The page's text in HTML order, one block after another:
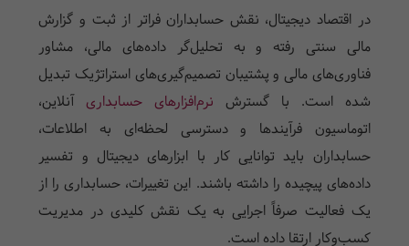
در اقتصاد دیجیتال، نقش حسابداران فراتر از ثبت و گزارش
مالی سنتی رفته و به تحلیل‌گر داده‌های مالی، مشاور
فناوری‌های مالی و پشتیبان تصمیم‌گیری‌های استراتژیک تبدیل
شده است. با گسترش نرم‌افزارهای حسابداریآنلاین،
اتوماسیون فرآیندها و دسترسی لحظه‌ای به اطلاعات،
حسابداران باید توانایی کار با ابزارهای دیجیتال و تفسیر
داده‌های پیچیده را داشته باشند. این تغییرات، حسابداری را از
یک فعالیت صرفاً اجرایی به یک نقش کلیدی در مدیریت
کسب‌وکار ارتقا داده است.